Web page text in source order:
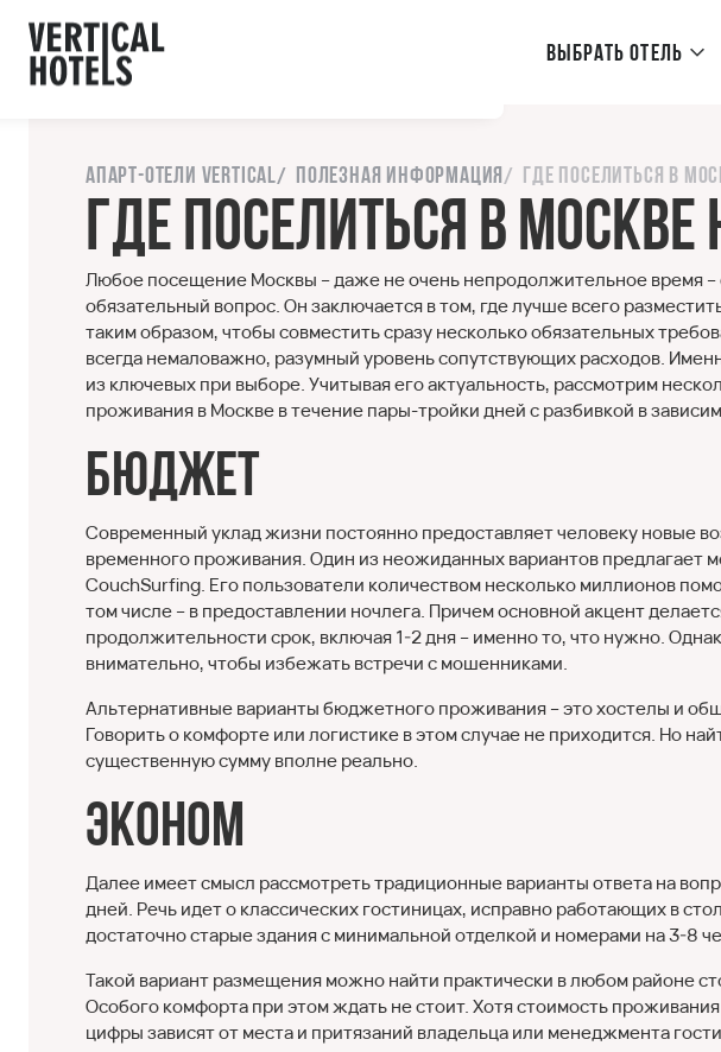
Выбрать отель
Апарт-отели Vertical Полезная информация Где поселиться в
Где поселиться в Москве
Любое посещение Москвы – даже не очень непродолжительное время –
обязательный вопрос. Он заключается в том, где лучше всего
таким образом, чтобы совместить сразу несколько обязательных
всегда немаловажно, разумный уровень сопутствующих расходов.
из ключевых при выборе. Учитывая его актуальность, рассмотрим
проживания в Москве в течение пары-тройки дней с разбивкой в
Бюджет
Современный уклад жизни постоянно предоставляет человеку новые
временного проживания. Один из неожиданных вариантов предлагает
CouchSurfing. Его пользователи количеством несколько миллионов
том числе – в предоставлении ночлега. Причем основной акцент
продолжительности срок, включая 1-2 дня – именно то, что нужно.
внимательно, чтобы избежать встречи с мошенниками.
Альтернативные варианты бюджетного проживания – это хостелы и
Говорить о комфорте или логистике в этом случае не приходится. Но
существенную сумму вполне реально.
Эконом
Далее имеет смысл рассмотреть традиционные варианты ответа на
дней. Речь идет о классических гостиницах, исправно работающих в
достаточно старые здания с минимальной отделкой и номерами на 3-8
Такой вариант размещения можно найти практически в любом районе
Особого комфорта при этом ждать не стоит. Хотя стоимость
цифры зависят от места и притязаний владельца или менеджмента
с сайтом.